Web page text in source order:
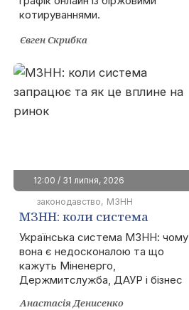
котируваннями.
Євген Скрибка
12:00 / 31 липня, 2026
законодавство
МЗНН
МЗНН: коли система
запрацює та як це вплине
на ринок
Українська система МЗНН: чому
вона є недосконалою та що
кажуть Міненерго,
Держмитслужба, ДАУР і бізнес
Анастасія Денисенко